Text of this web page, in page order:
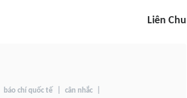
Liên Chu
báo chí quốc tế cân nhắc